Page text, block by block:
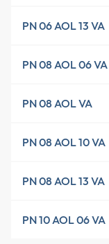
PN 06 AOL 13 VA
PN 08 AOL 06 VA
PN 08 AOL VA
PN 08 AOL 10 VA
PN 08 AOL 13 VA
PN 10 AOL 06 VA